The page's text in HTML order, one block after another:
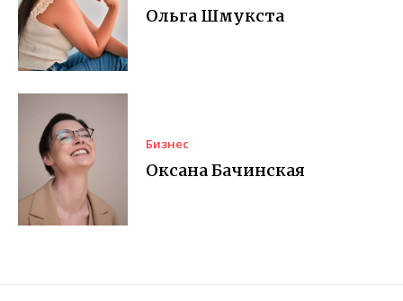
Ольга Шмукста
Бизнес
Оксана Бачинская